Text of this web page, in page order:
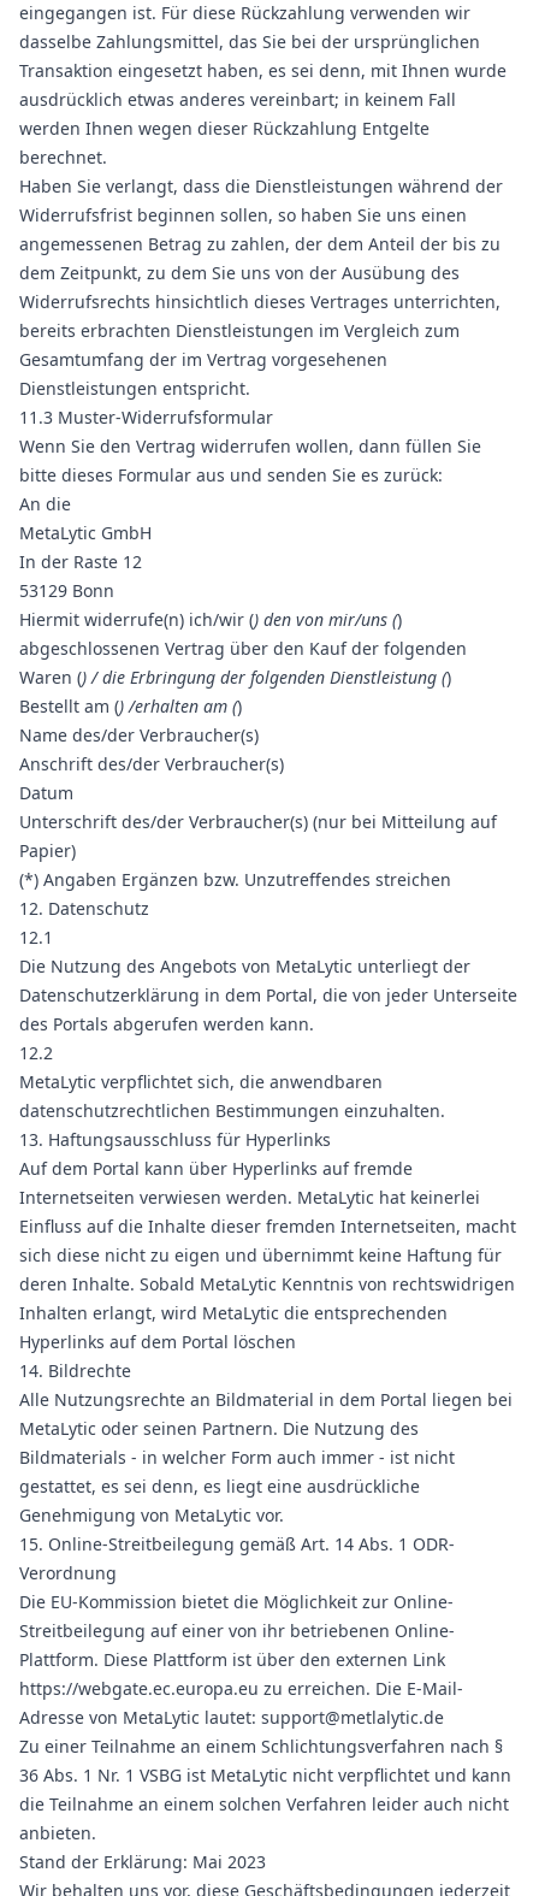
eingegangen ist. Für diese Rückzahlung verwenden wir
dasselbe Zahlungsmittel, das Sie bei der ursprünglichen
Transaktion eingesetzt haben, es sei denn, mit Ihnen wurde
ausdrücklich etwas anderes vereinbart; in keinem Fall
werden Ihnen wegen dieser Rückzahlung Entgelte
berechnet.
Haben Sie verlangt, dass die Dienstleistungen während der
Widerrufsfrist beginnen sollen, so haben Sie uns einen
angemessenen Betrag zu zahlen, der dem Anteil der bis zu
dem Zeitpunkt, zu dem Sie uns von der Ausübung des
Widerrufsrechts hinsichtlich dieses Vertrages unterrichten,
bereits erbrachten Dienstleistungen im Vergleich zum
Gesamtumfang der im Vertrag vorgesehenen
Dienstleistungen entspricht.
11.3 Muster-Widerrufsformular
Wenn Sie den Vertrag widerrufen wollen, dann füllen Sie
bitte dieses Formular aus und senden Sie es zurück:
An die
MetaLytic GmbH
In der Raste 12
53129 Bonn
Hiermit widerrufe(n) ich/wir () den von mir/uns ()
abgeschlossenen Vertrag über den Kauf der folgenden
Waren () / die Erbringung der folgenden Dienstleistung ()
Bestellt am () /erhalten am ()
Name des/der Verbraucher(s)
Anschrift des/der Verbraucher(s)
Datum
Unterschrift des/der Verbraucher(s) (nur bei Mitteilung auf
Papier)
(*) Angaben Ergänzen bzw. Unzutreffendes streichen
12. Datenschutz
12.1
Die Nutzung des Angebots von MetaLytic unterliegt der
Datenschutzerklärung in dem Portal, die von jeder Unterseite
des Portals abgerufen werden kann.
12.2
MetaLytic verpflichtet sich, die anwendbaren
datenschutzrechtlichen Bestimmungen einzuhalten.
13. Haftungsausschluss für Hyperlinks
Auf dem Portal kann über Hyperlinks auf fremde
Internetseiten verwiesen werden. MetaLytic hat keinerlei
Einfluss auf die Inhalte dieser fremden Internetseiten, macht
sich diese nicht zu eigen und übernimmt keine Haftung für
deren Inhalte. Sobald MetaLytic Kenntnis von rechtswidrigen
Inhalten erlangt, wird MetaLytic die entsprechenden
Hyperlinks auf dem Portal löschen
14. Bildrechte
Alle Nutzungsrechte an Bildmaterial in dem Portal liegen bei
MetaLytic oder seinen Partnern. Die Nutzung des
Bildmaterials - in welcher Form auch immer - ist nicht
gestattet, es sei denn, es liegt eine ausdrückliche
Genehmigung von MetaLytic vor.
15. Online-Streitbeilegung gemäß Art. 14 Abs. 1 ODR-
Verordnung
Die EU-Kommission bietet die Möglichkeit zur Online-
Streitbeilegung auf einer von ihr betriebenen Online-
Plattform. Diese Plattform ist über den externen Link
https://webgate.ec.europa.eu zu erreichen. Die E-Mail-
Adresse von MetaLytic lautet: support@metlalytic.de
Zu einer Teilnahme an einem Schlichtungsverfahren nach §
36 Abs. 1 Nr. 1 VSBG ist MetaLytic nicht verpflichtet und kann
die Teilnahme an einem solchen Verfahren leider auch nicht
anbieten.
Stand der Erklärung: Mai 2023
Wir behalten uns vor, diese Geschäftsbedingungen jederzeit